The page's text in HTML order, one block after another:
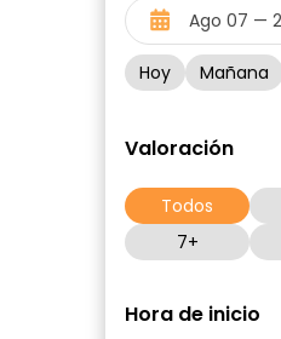
Hoy Mañana
Valoración
Todos
7+
Hora de inicio